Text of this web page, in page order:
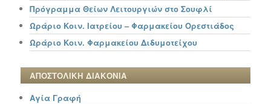
Πρόγραμμα Θείων Λειτουργιών στο Σουφλί
Ωράριο Κοιν. Ιατρείου – Φαρμακείου Ορεστιάδος
Ωράριο Κοιν. Φαρμακείου Διδυμοτείχου
ΑΠΟΣΤΟΛΙΚΗ ΔΙΑΚΟΝΙΑ
Αγία Γραφή